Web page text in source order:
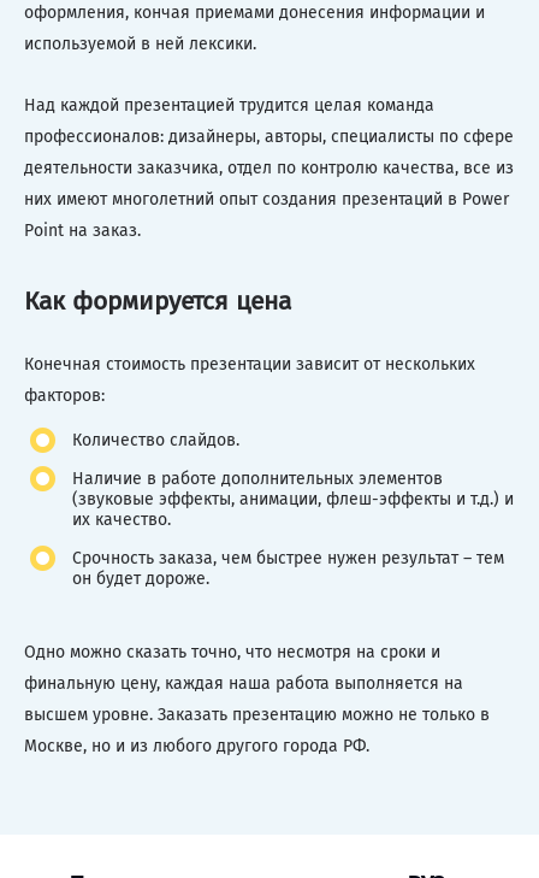
оформления, кончая приемами донесения информации и
используемой в ней лексики.
Над каждой презентацией трудится целая команда
профессионалов: дизайнеры, авторы, специалисты по сфере
деятельности заказчика, отдел по контролю качества, все из
них имеют многолетний опыт создания презентаций в Power
Point на заказ.
Как формируется цена
Конечная стоимость презентации зависит от нескольких
факторов:
Количество слайдов.
Наличие в работе дополнительных элементов
(звуковые эффекты, анимации, флеш-эффекты и т.д.) и
их качество.
Срочность заказа, чем быстрее нужен результат – тем
он будет дороже.
Одно можно сказать точно, что несмотря на сроки и
финальную цену, каждая наша работа выполняется на
высшем уровне. Заказать презентацию можно не только в
Москве, но и из любого другого города РФ.